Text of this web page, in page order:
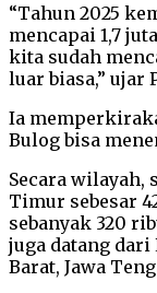
“Tahun 2025
mencapai 1,7
kita sudah
luar biasa,” ujar
Ia
Bulog bisa
Secara wilayah,
Timur sebesar
sebanyak 320
juga datang dari
Barat, Jawa